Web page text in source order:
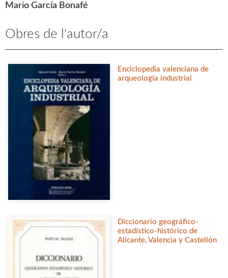
Mario García Bonafé
Obres de l'autor/a
Enciclopedia valenciana de
arqueología industrial
Diccionario geográfico-
estadístico-histórico de
Alicante, Valencia y Castellón